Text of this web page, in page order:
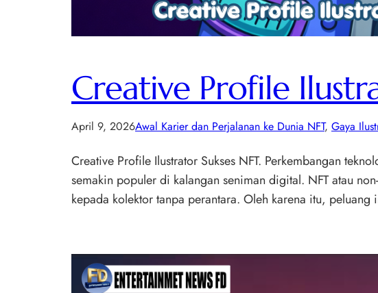
Creative Profile
April 9, 2026Awal Karier dan Perjalanan ke Dunia NFT, Gaya
Creative Profile Ilustrator Sukses NFT. Perkembangan
semakin populer di kalangan seniman digital. NFT atau
kepada kolektor tanpa perantara. Oleh karena itu,